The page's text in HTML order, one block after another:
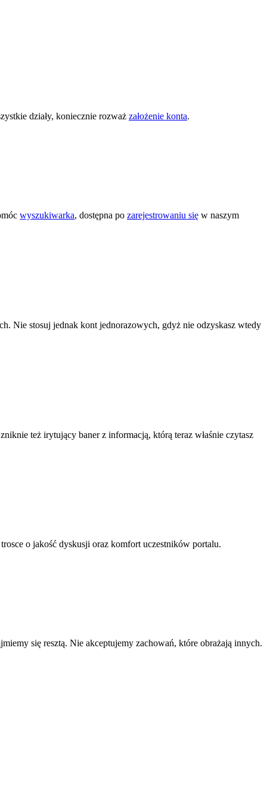
działy, koniecznie rozważ założenie konta.
wyszukiwarka, dostępna po zarejestrowaniu się w naszym
Nie stosuj jednak kont jednorazowych, gdyż nie odzyskasz wtedy
też irytujący baner z informacją, którą teraz właśnie czytasz
o jakość dyskusji oraz komfort uczestników portalu.
się resztą. Nie akceptujemy zachowań, które obrażają innych.